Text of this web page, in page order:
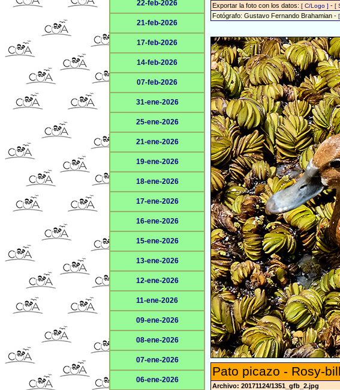
22-feb-2026
21-feb-2026
17-feb-2026
14-feb-2026
07-feb-2026
31-ene-2026
25-ene-2026
21-ene-2026
19-ene-2026
18-ene-2026
17-ene-2026
16-ene-2026
15-ene-2026
13-ene-2026
12-ene-2026
11-ene-2026
09-ene-2026
08-ene-2026
07-ene-2026
06-ene-2026
Exportar la foto con los datos: [ C/Logo ] - [
Fotógrafo: Gustavo Fernando Brahamian -
Pato picazo - Rosy-
Archivo: 20171124/1351_gfb_2.jpg